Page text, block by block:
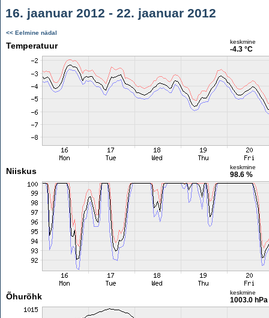
16. jaanuar 2012 - 22. jaanuar 2012
<< Eelmine nädal
Temperatuur keskmine
-4.3 °C
Niiskus keskmine
98.6 %
Õhurõhk keskmine
1003.0 hPa